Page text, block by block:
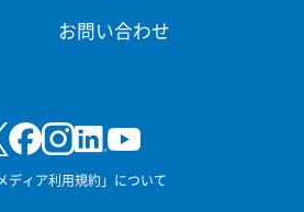
お問い合わせ
ディア利用規約」について